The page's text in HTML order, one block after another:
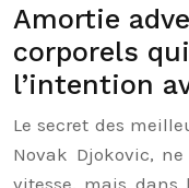
Amortie
corporels
l’intention
Le secret des
Novak Djokovic,
vitesse, mais